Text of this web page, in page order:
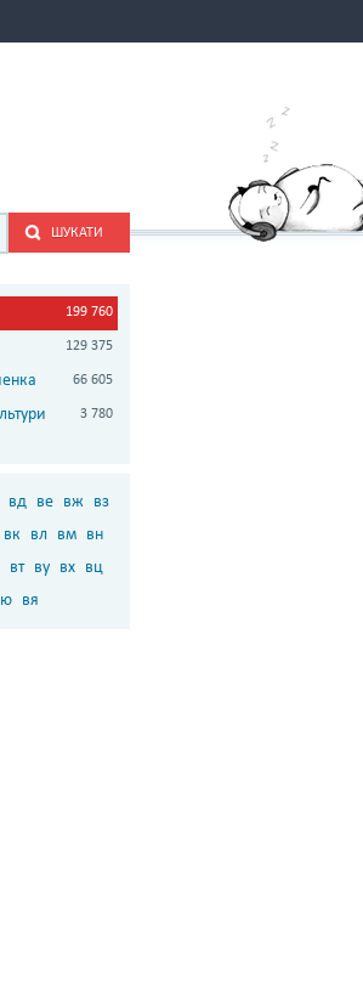
ШУКАТИ
199 760
129 375
66 605
3 780
вд ве вж вз
вк вл вм вн
вт ву вх вц
вя